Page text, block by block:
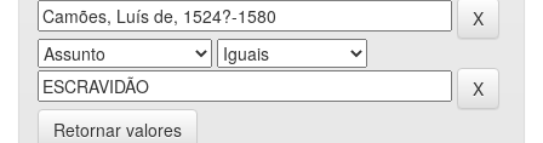
Retornar valores